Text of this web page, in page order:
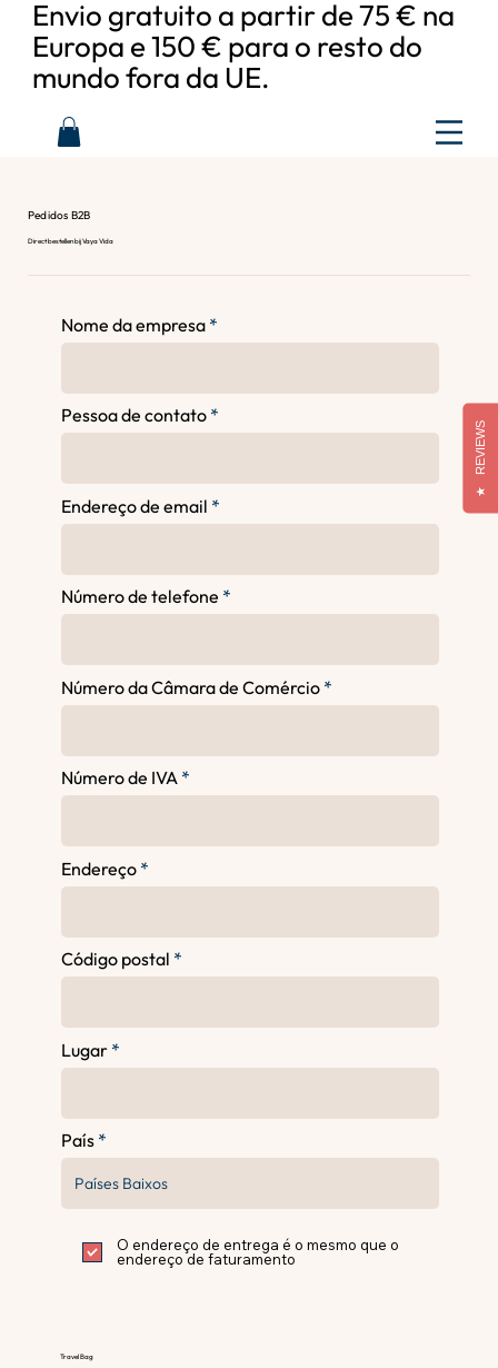
Envio gratuito a partir de 75 € na
Europa e 150 € para o resto do
mundo fora da UE.
Pedidos B2B
Direct bestellen bij Vaya Vida
Nome da empresa
Pessoa de contato
Endereço de email
Número de telefone
Número da Câmara de Comércio
Número de IVA
Endereço
Código postal
Lugar
País
O endereço de entrega é o mesmo que o
endereço de faturamento
Travel Bag
★
REVIEWS